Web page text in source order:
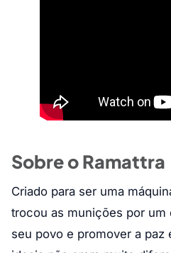
Sobre o Ramattra
Criado para ser uma
trocou as munições por um
seu povo e promover a paz